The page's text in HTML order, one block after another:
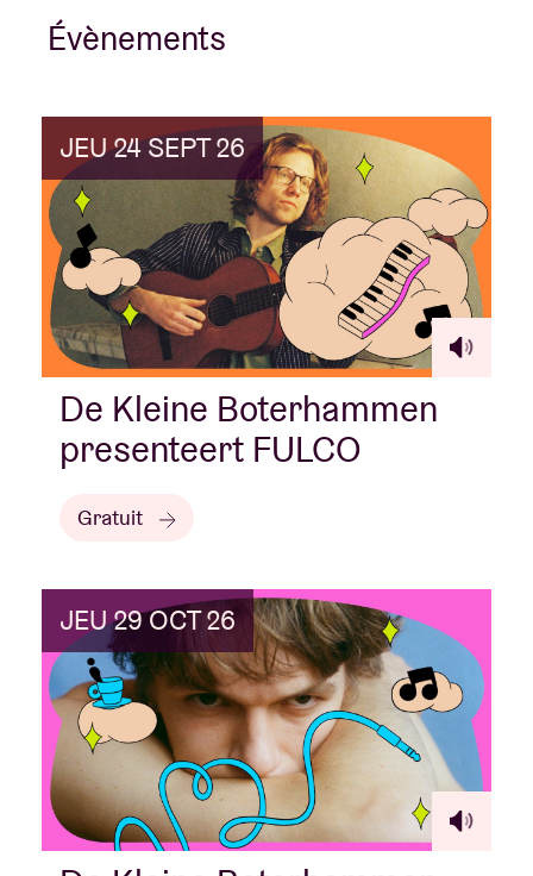
BRDCST
ABtv
Chèque-concert
À propos de l'AB
Contact
Évènements
JEU 24 SEPT 26
De Kleine Boterhammen
presenteert FULCO
Gratuit
JEU 29 OCT 26